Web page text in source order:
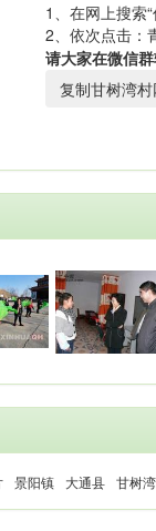
1、在网上搜索
2、依次点击：
请大家在微信群
复制甘树湾村
景阳镇 大通县 甘树